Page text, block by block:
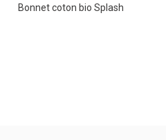
Bonnet coton bio Splash